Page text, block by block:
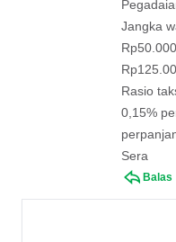
Jangka
Rasio
0,15%
Sera
Balas